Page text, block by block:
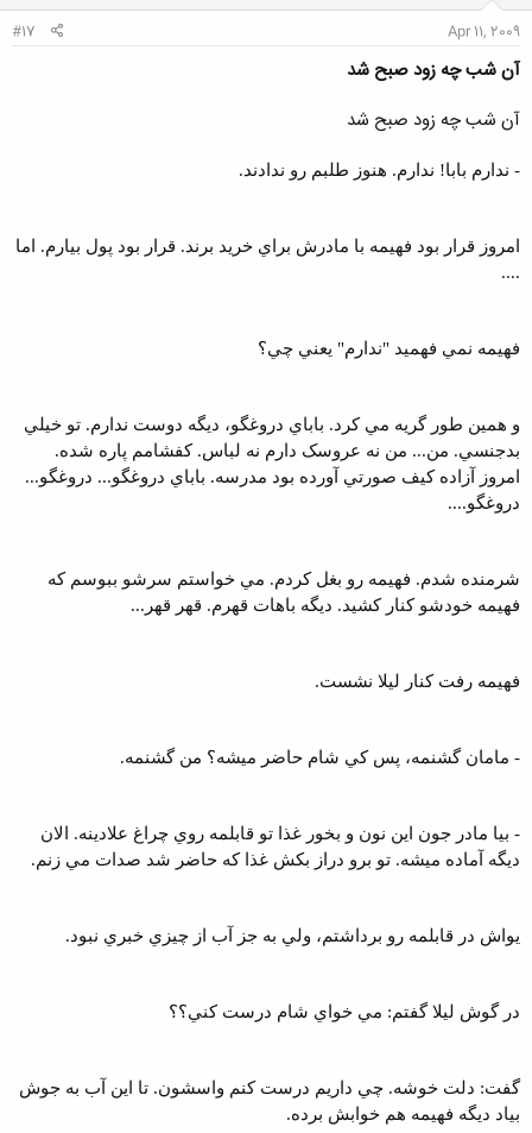
Apr 11, 2009
#17
آن شب چه زود صبح شد
آن شب چه زود صبح شد
- ندارم بابا! ندارم. هنوز طلبم رو ندادند.
امروز قرار بود فهيمه با مادرش براي خريد برند. قرار بود پول بيارم. اما
....
فهيمه نمي فهميد "ندارم" يعني چي؟
و همين طور گريه مي کرد. باباي دروغگو، ديگه دوست ندارم. تو خيلي
بدجنسي. من... من نه عروسک دارم نه لباس. کفشامم پاره شده.
امروز آزاده کيف صورتي آورده بود مدرسه. باباي دروغگو... دروغگو...
دروغگو....
شرمنده شدم. فهيمه رو بغل کردم. مي خواستم سرشو ببوسم که
فهيمه خودشو کنار کشيد. ديگه باهات قهرم. قهر قهر...
فهيمه رفت کنار ليلا نشست.
- مامان گشنمه، پس کي شام حاضر ميشه؟ من گشنمه.
- بيا مادر جون اين نون و بخور غذا تو قابلمه روي چراغ علادينه. الان
ديگه آماده ميشه. تو برو دراز بکش غذا که حاضر شد صدات مي زنم.
يواش در قابلمه رو برداشتم، ولي به جز آب از چيزي خبري نبود.
در گوش ليلا گفتم: مي خواي شام درست کني؟؟
گفت: دلت خوشه. چي داريم درست کنم واسشون. تا اين آب به جوش
بياد ديگه فهيمه هم خوابش برده.